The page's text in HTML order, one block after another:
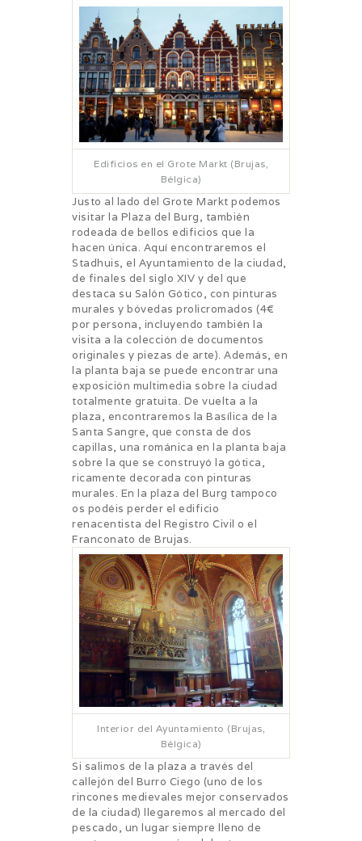
Edificios en el Grote Markt (Brujas,
Bélgica)
Justo al lado del Grote Markt podemos
visitar la Plaza del Burg, también
rodeada de bellos edificios que la
hacen única. Aquí encontraremos el
Stadhuis, el Ayuntamiento de la ciudad,
de finales del siglo XIV y del que
destaca su Salón Gótico, con pinturas
murales y bóvedas prolicromados (4€
por persona, incluyendo también la
visita a la colección de documentos
originales y piezas de arte). Además, en
la planta baja se puede encontrar una
exposición multimedia sobre la ciudad
totalmente gratuita. De vuelta a la
plaza, encontraremos la Basílica de la
Santa Sangre, que consta de dos
capillas, una románica en la planta baja
sobre la que se construyó la gótica,
ricamente decorada con pinturas
murales. En la plaza del Burg tampoco
os podéis perder el edificio
renacentista del Registro Civil o el
Franconato de Brujas.
Interior del Ayuntamiento (Brujas,
Bélgica)
Si salimos de la plaza a través del
callejón del Burro Ciego (uno de los
rincones medievales mejor conservados
de la ciudad) llegaremos al mercado del
pescado, un lugar siempre lleno de